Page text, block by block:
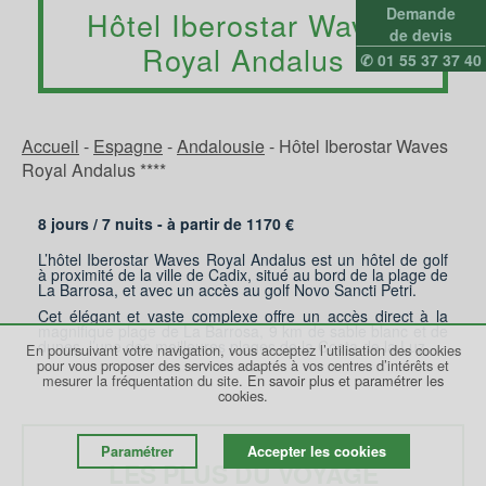
Demande
de devis
✆ 01 55 37 37 40
Hôtel Iberostar Waves
Royal Andalus
Accueil - Espagne-Andalousie- Hôtel Iberostar Waves
Royal Andalus ****
8 jours / 7 nuits - à partir de 1170 €
L’hôtel Iberostar Waves Royal Andalus est un hôtel de golf
à proximité de la ville de Cadix, situé au bord de la plage de
La Barrosa, et avec un accès au golf Novo Sancti Petri.
Cet élégant et vaste complexe offre un accès direct à la
magnifique plage de La Barrosa, 9 km de sable blanc et de
dunes, l’une des meilleures plages de la Costa de la Luz.
LES PLUS DU VOYAGE
En poursuivant votre navigation, vous acceptez l’utilisation des cookies
pour vous proposer des services adaptés à vos centres d’intérêts et
mesurer la fréquentation du site. En savoir plus et paramétrer les
cookies.
Paramétrer Accepter les cookies